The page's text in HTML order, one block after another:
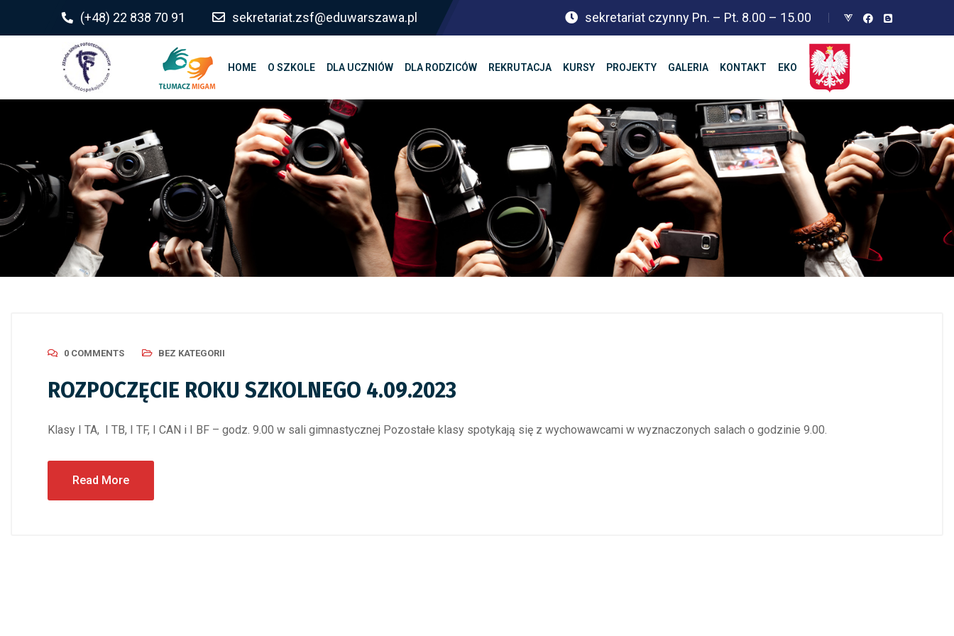
(+48) 22 838 70 91 sekretariat.zsf@eduwarszawa.pl sekretariat czynny Pn. – Pt. 8.00 – 15.00
HOME O SZKOLE DLA UCZNIÓW DLA RODZICÓW REKRUTACJA KURSY PROJEKTY GALERIA KONTAKT EKO
0 COMMENTS BEZ KATEGORII
ROZPOCZĘCIE ROKU SZKOLNEGO 4.09.2023
Klasy I TA, I TB, I TF, I CAN i I BF – godz. 9.00 w sali gimnastycznej Pozostałe klasy spotykają się z wychowawcami w wyznaczonych salach o godzinie 9.00.
Read More